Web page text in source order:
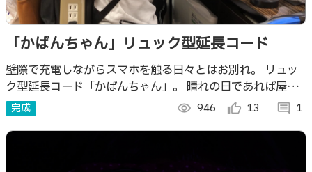
「かばんちゃん」リュック型延長コード
壁際で充電しながらスマホを触る日々とはお別れ。 リュッ
ク型延長コード「かばんちゃん」。 晴れの日であれば屋外
でも使えるので、キャンプに持って行けば「歩く充電スポッ
ト」になって一躍みんなの人気者。
完成 visibility 946 thumb_up_alt 13 comment 1